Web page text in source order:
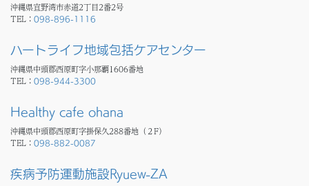
沖縄県宜野湾市赤道2丁目2番2号
TEL： 098-896-1116
ハートライフ地域包括ケアセンター
沖縄県中頭郡西原町字小那覇1606番地
TEL： 098-944-3300
Healthy cafe ohana
沖縄県中頭郡西原町字掛保久288番地（２F）
TEL： 098-882-0087
疾病予防運動施設Ryuew-ZA